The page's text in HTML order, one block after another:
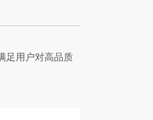
足用户对高品质